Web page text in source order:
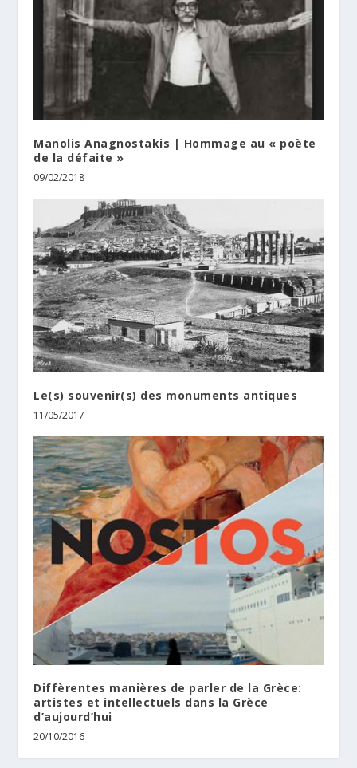
Manolis Anagnostakis | Hommage au « poète
de la défaite »
09/02/2018
Le(s) souvenir(s) des monuments antiques
11/05/2017
Diffèrentes manières de parler de la Grèce:
artistes et intellectuels dans la Grèce
d’aujourd’hui
20/10/2016